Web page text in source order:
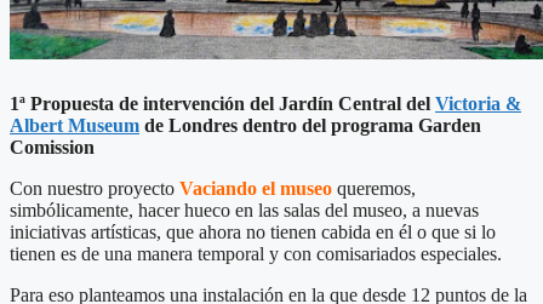
1ª Propuesta de intervención del Jardín Central del Victoria &
Albert Museum de Londres dentro del programa Garden
Comission
Con nuestro proyecto Vaciando el museo queremos,
simbólicamente, hacer hueco en las salas del museo, a nuevas
iniciativas artísticas, que ahora no tienen cabida en él o que si lo
tienen es de una manera temporal y con comisariados especiales.
Para eso planteamos una instalación en la que desde 12 puntos de la